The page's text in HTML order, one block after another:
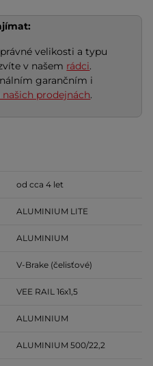
velikosti a typu
v našem rádci.
garančním i
našich prodejnách.
od cca 4 let
ALUMINIUM LITE
ALUMINIUM
V-Brake (čelisťové)
VEE RAIL 16x1,5
ALUMINIUM
ALUMINIUM 500/22,2